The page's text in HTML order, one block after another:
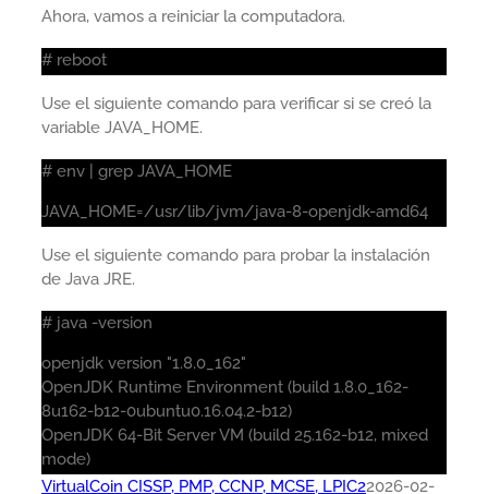
Ahora, vamos a reiniciar la computadora.
# reboot
Use el siguiente comando para verificar si se creó la
variable JAVA_HOME.
# env | grep JAVA_HOME
JAVA_HOME=/usr/lib/jvm/java-8-openjdk-amd64
Use el siguiente comando para probar la instalación
de Java JRE.
# java -version
openjdk version "1.8.0_162"
OpenJDK Runtime Environment (build 1.8.0_162-
8u162-b12-0ubuntu0.16.04.2-b12)
OpenJDK 64-Bit Server VM (build 25.162-b12, mixed
mode)
VirtualCoin CISSP, PMP, CCNP, MCSE, LPIC22026-02-